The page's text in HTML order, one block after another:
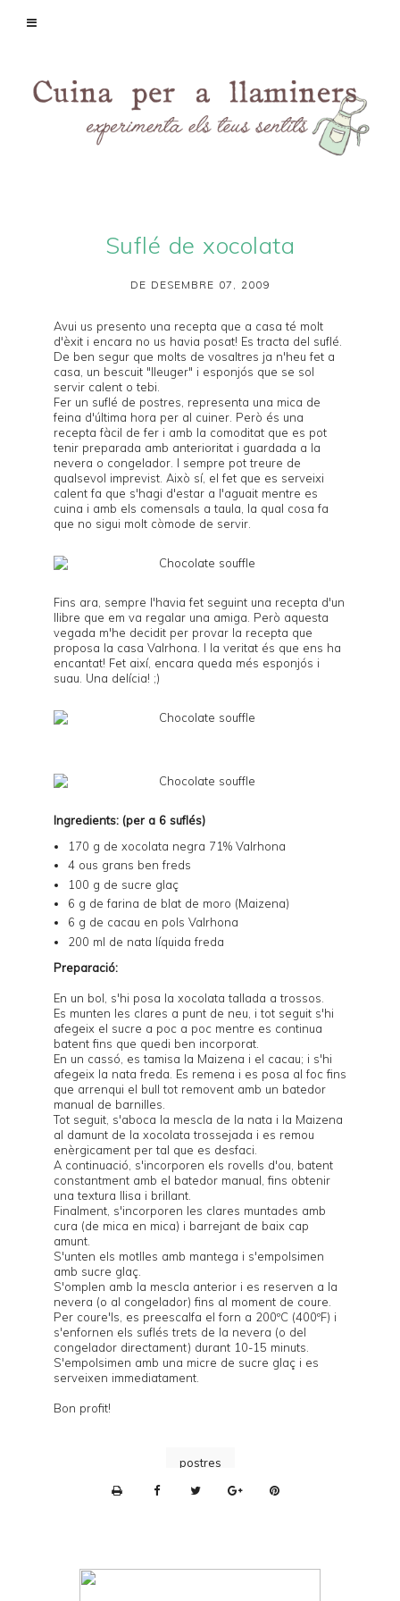
Suflé de xocolata
DE DESEMBRE 07, 2009
Avui us presento una recepta que a casa té molt
d'èxit i encara no us havia posat! Es tracta del suflé.
De ben segur que molts de vosaltres ja n'heu fet a
casa, un bescuit "lleuger" i esponjós que se sol
servir calent o tebi.
Fer un suflé de postres, representa una mica de
feina d'última hora per al cuiner. Però és una
recepta fàcil de fer i amb la comoditat que es pot
tenir preparada amb anterioritat i guardada a la
nevera o congelador. I sempre pot treure de
qualsevol imprevist. Això sí, el fet que es serveixi
calent fa que s'hagi d'estar a l'aguait mentre es
cuina i amb els comensals a taula, la qual cosa fa
que no sigui molt còmode de servir.
Fins ara, sempre l'havia fet seguint una recepta d'un
llibre que em va regalar una amiga. Però aquesta
vegada m'he decidit per provar la recepta que
proposa la casa Valrhona . I la veritat és que ens ha
encantat! Fet així, encara queda més esponjós i
suau. Una delícia! ;)
Ingredients: (per a 6 suflés)
170 g de xocolata negra 71% Valrhona
4 ous grans ben freds
100 g de sucre glaç
6 g de farina de blat de moro (Maizena)
6 g de cacau en pols Valrhona
200 ml de nata líquida freda
Preparació:
En un bol, s'hi posa la xocolata tallada a trossos.
Es munten les clares a punt de neu, i tot seguit s'hi
afegeix el sucre a poc a poc mentre es continua
batent fins que quedi ben incorporat.
En un cassó, es tamisa la Maizena i el cacau; i s'hi
afegeix la nata freda. Es remena i es posa al foc fins
que arrenqui el bull tot removent amb un batedor
manual de barnilles.
Tot seguit, s'aboca la mescla de la nata i la Maizena
al damunt de la xocolata trossejada i es remou
enèrgicament per tal que es desfaci.
A continuació, s'incorporen els rovells d'ou, batent
constantment amb el batedor manual, fins obtenir
una textura llisa i brillant.
Finalment, s'incorporen les clares muntades amb
cura (de mica en mica) i barrejant de baix cap
amunt.
S'unten els motlles amb mantega i s'empolsimen
amb sucre glaç.
S'omplen amb la mescla anterior i es reserven a la
nevera (o al congelador) fins al moment de coure.
Per coure'ls, es preescalfa el forn a 200ºC (400ºF) i
s'enfornen els suflés trets de la nevera (o del
congelador directament) durant 10-15 minuts.
S'empolsimen amb una micre de sucre glaç i es
serveixen immediatament.
Bon profit!
postres
n